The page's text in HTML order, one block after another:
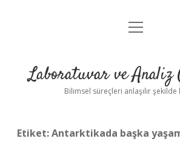
Anasayfa
Yasal Uyarı
menüyü
Laboratuvar ve Analiz
Bilimsel süreçleri anlaşılır şekilde
Etiket:Antarktikada başka